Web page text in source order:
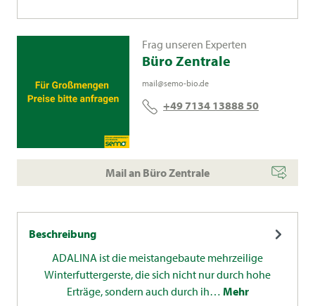
Frag unseren Experten
Büro Zentrale
mail@semo-bio.de
+49 7134 13888 50
Mail an Büro Zentrale
Beschreibung
ADALINA ist die meistangebaute mehrzeilige
Winterfuttergerste, die sich nicht nur durch hohe
Erträge, sondern auch durch ih… Mehr